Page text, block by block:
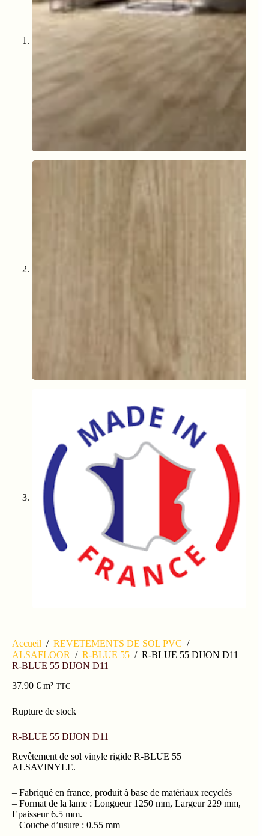
Accueil / REVETEMENTS DE SOL PVC /
ALSAFLOOR / R-BLUE 55 / R-BLUE 55 DIJON D11
R-BLUE 55 DIJON D11
37.90 € m² TTC
Rupture de stock
R-BLUE 55 DIJON D11
Revêtement de sol vinyle rigide R-BLUE 55
ALSAVINYLE.
– Fabriqué en france, produit à base de matériaux recyclés
– Format de la lame : Longueur 1250 mm, Largeur 229 mm,
Epaisseur 6.5 mm.
– Couche d’usure : 0.55 mm